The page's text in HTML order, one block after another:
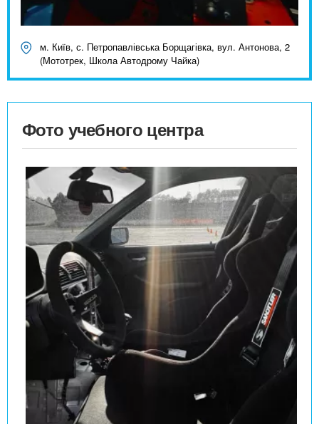
м. Київ, с. Петропавлівська Борщагівка, вул. Антонова, 2
(Мототрек, Школа Автодрому Чайка)
Фото учебного центра